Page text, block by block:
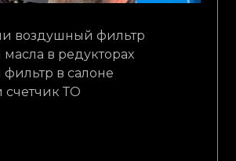
воздушный фильтр
в редукторах
в салоне
ТО